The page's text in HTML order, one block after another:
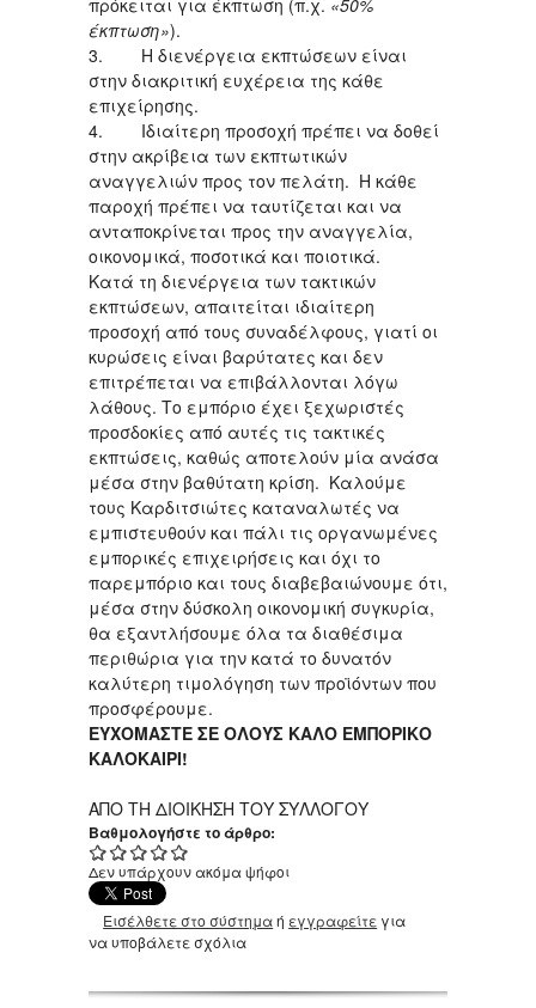
πρόκειται για έκπτωση (π.χ. «50%
έκπτωση»).
3. Η διενέργεια εκπτώσεων είναι
στην διακριτική ευχέρεια της κάθε
επιχείρησης.
4. Ιδιαίτερη προσοχή πρέπει να δοθεί
στην ακρίβεια των εκπτωτικών
αναγγελιών προς τον πελάτη. Η κάθε
παροχή πρέπει να ταυτίζεται και να
ανταποκρίνεται προς την αναγγελία,
οικονομικά, ποσοτικά και ποιοτικά.
Κατά τη διενέργεια των τακτικών
εκπτώσεων, απαιτείται ιδιαίτερη
προσοχή από τους συναδέλφους, γιατί οι
κυρώσεις είναι βαρύτατες και δεν
επιτρέπεται να επιβάλλονται λόγω
λάθους. Το εμπόριο έχει ξεχωριστές
προσδοκίες από αυτές τις τακτικές
εκπτώσεις, καθώς αποτελούν μία ανάσα
μέσα στην βαθύτατη κρίση. Καλούμε
τους Καρδιτσιώτες καταναλωτές να
εμπιστευθούν και πάλι τις οργανωμένες
εμπορικές επιχειρήσεις και όχι το
παρεμπόριο και τους διαβεβαιώνουμε ότι,
μέσα στην δύσκολη οικονομική συγκυρία,
θα εξαντλήσουμε όλα τα διαθέσιμα
περιθώρια για την κατά το δυνατόν
καλύτερη τιμολόγηση των προϊόντων που
προσφέρουμε.
ΕΥΧΟΜΑΣΤΕ ΣΕ ΟΛΟΥΣ ΚΑΛΟ ΕΜΠΟΡΙΚΟ
ΚΑΛΟΚΑΙΡΙ!
ΑΠΟ ΤΗ ΔΙΟΙΚΗΣΗ ΤΟΥ ΣΥΛΛΟΓΟΥ
Βαθμολογήστε το άρθρο:
Δεν υπάρχουν ακόμα ψήφοι
Εισέλθετε στο σύστημαή εγγραφείτε για
να υποβάλετε σχόλια